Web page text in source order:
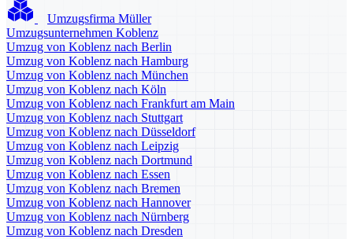
Umzugsfirma Müller
Umzugsunternehmen Koblenz
Umzug von Koblenz nach Berlin
Umzug von Koblenz nach Hamburg
Umzug von Koblenz nach München
Umzug von Koblenz nach Köln
Umzug von Koblenz nach Frankfurt am Main
Umzug von Koblenz nach Stuttgart
Umzug von Koblenz nach Düsseldorf
Umzug von Koblenz nach Leipzig
Umzug von Koblenz nach Dortmund
Umzug von Koblenz nach Essen
Umzug von Koblenz nach Bremen
Umzug von Koblenz nach Hannover
Umzug von Koblenz nach Nürnberg
Umzug von Koblenz nach Dresden